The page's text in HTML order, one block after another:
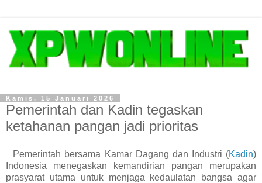
Kamis, 15 Januari 2026
Pemerintah dan Kadin tegaskan
ketahanan pangan jadi prioritas
Pemerintah bersama Kamar Dagang dan Industri (Kadin)
Indonesia menegaskan kemandirian pangan merupakan
prasyarat utama untuk menjaga kedaulatan bangsa agar